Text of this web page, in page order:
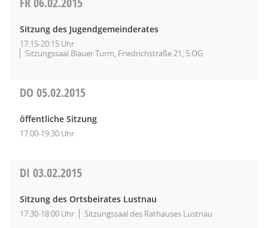
Sitzung des Jugendgemeinderates
17:15-20:15 Uhr
Sitzungssaal Blauer Turm, Friedrichstraße 21, 5.OG
DO 05.02.2015
öffentliche Sitzung
17:00-19:30 Uhr
DI 03.02.2015
Sitzung des Ortsbeirates Lustnau
17:30-18:00 Uhr Sitzungssaal des Rathauses Lustnau